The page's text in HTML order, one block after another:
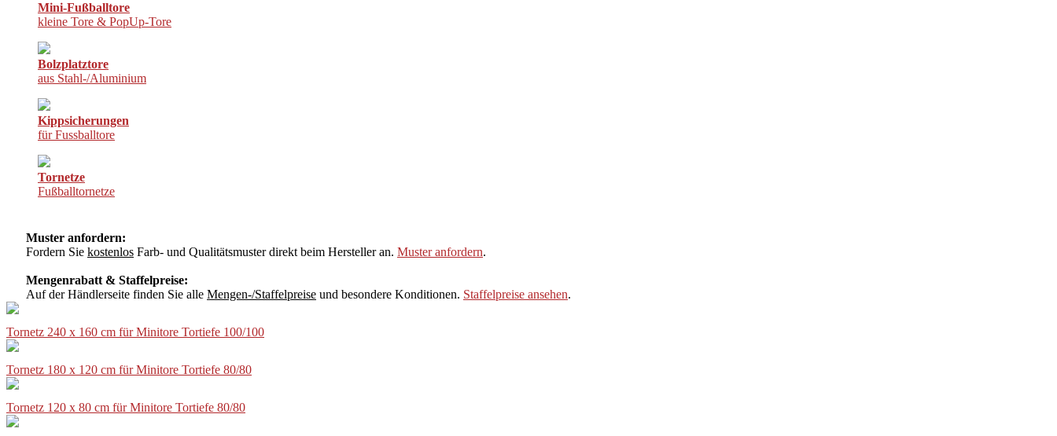
Mini-Fußballtore
kleine Tore & PopUp-Tore
Bolzplatztore
aus Stahl-/Aluminium
Kippsicherungen
für Fussballtore
Tornetze
Fußballtornetze
Muster anfordern:
Fordern Sie kostenlos Farb- und Qualitätsmuster direkt beim Hersteller an. Muster anfordern.
Mengenrabatt & Staffelpreise:
Auf der Händlerseite finden Sie alle Mengen-/Staffelpreise und besondere Konditionen. Staffelpreise ansehen.
Tornetz 240 x 160 cm für Minitore Tortiefe 100/100
Tornetz 180 x 120 cm für Minitore Tortiefe 80/80
Tornetz 120 x 80 cm für Minitore Tortiefe 80/80